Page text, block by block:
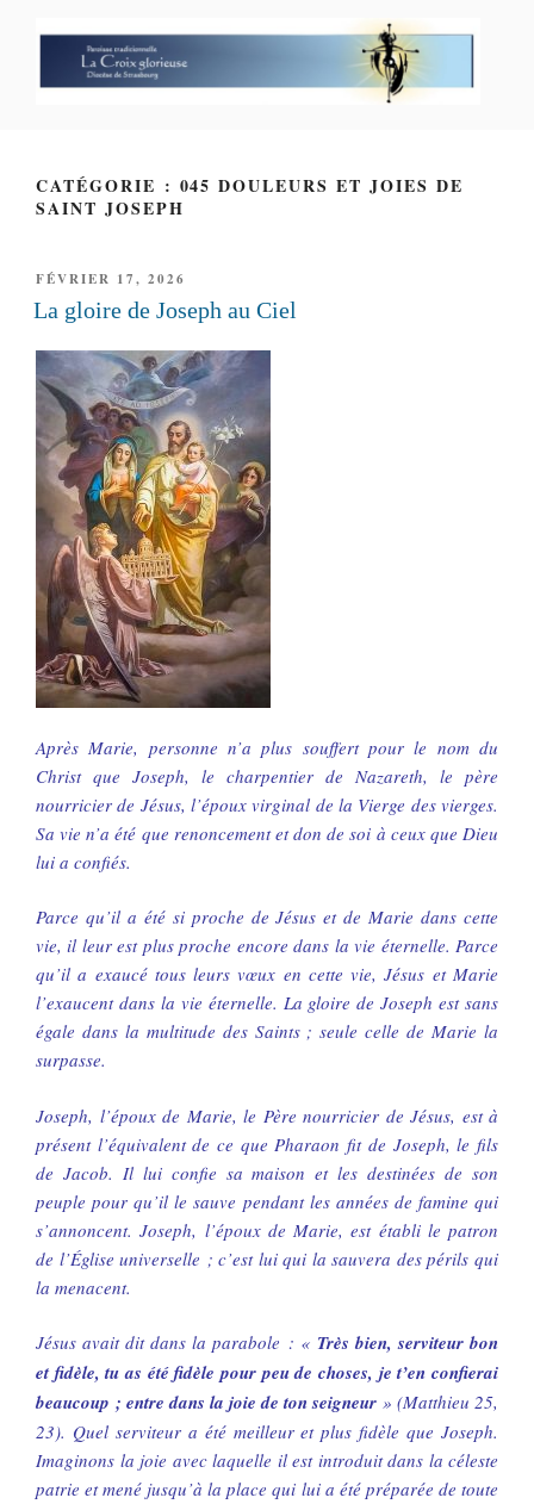
CATÉGORIE : 045 DOULEURS ET JOIES DE
SAINT JOSEPH
PUBLIÉ
LE
FÉVRIER 17, 2026
La gloire de Joseph au Ciel
Après Marie, personne n’a plus souffert pour le nom du
Christ que Joseph, le charpentier de Nazareth, le père
nourricier de Jésus, l’époux virginal de la Vierge des vierges.
Sa vie n’a été que renoncement et don de soi à ceux que Dieu
lui a confiés.
Parce qu’il a été si proche de Jésus et de Marie dans cette
vie, il leur est plus proche encore dans la vie éternelle. Parce
qu’il a exaucé tous leurs vœux en cette vie, Jésus et Marie
l’exaucent dans la vie éternelle. La gloire de Joseph est sans
égale dans la multitude des Saints ; seule celle de Marie la
surpasse.
Joseph, l’époux de Marie, le Père nourricier de Jésus, est à
présent l’équivalent de ce que Pharaon fit de Joseph, le fils
de Jacob. Il lui confie sa maison et les destinées de son
peuple pour qu’il le sauve pendant les années de famine qui
s’annoncent. Joseph, l’époux de Marie, est établi le patron
de l’Église universelle ; c’est lui qui la sauvera des périls qui
la menacent.
Jésus avait dit dans la parabole : « Très bien, serviteur bon
et fidèle, tu as été fidèle pour peu de choses, je t’en confierai
beaucoup ; entre dans la joie de ton seigneur » (Matthieu 25,
23). Quel serviteur a été meilleur et plus fidèle que Joseph.
Imaginons la joie avec laquelle il est introduit dans la céleste
patrie et mené jusqu’à la place qui lui a été préparée de toute